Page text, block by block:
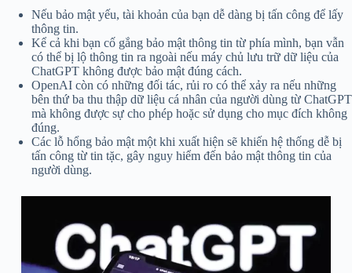
Nếu bảo mật yếu, tài khoản của bạn dễ dàng bị tấn công để lấy
thông tin.
Kể cả khi bạn cố gắng bảo mật thông tin từ phía mình, bạn vẫn
có thể bị lộ thông tin ra ngoài nếu máy chủ lưu trữ dữ liệu của
ChatGPT không được bảo mật đúng cách.
OpenAI còn có những đối tác, rủi ro có thể xảy ra nếu những
bên thứ ba thu thập dữ liệu cá nhân của người dùng từ ChatGPT
mà không được sự cho phép hoặc sử dụng cho mục đích không
đúng.
Các lỗ hổng bảo mật một khi xuất hiện sẽ khiến hệ thống dễ bị
tấn công từ tin tặc, gây nguy hiểm đến bảo mật thông tin của
người dùng.